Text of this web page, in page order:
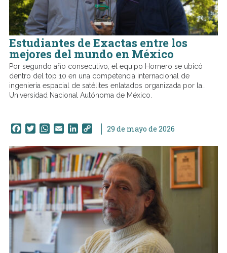
Estudiantes de Exactas entre los
mejores del mundo en México
Por segundo año consecutivo, el equipo Hornero se ubicó
dentro del top 10 en una competencia internacional de
ingeniería espacial de satélites enlatados organizada por la
Universidad Nacional Autónoma de México.
Facebook
TwitterWhatsApp
EmailLinkedIn
Copy29 de mayo de 2026